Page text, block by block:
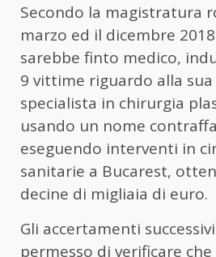
Secondo la magistratura
marzo ed il dicembre
sarebbe finto medico,
9 vittime riguardo alla
specialista in chirurgia
usando un nome
eseguendo interventi in
sanitarie a Bucarest,
decine di migliaia di euro.
Gli accertamenti
permesso di verificare che